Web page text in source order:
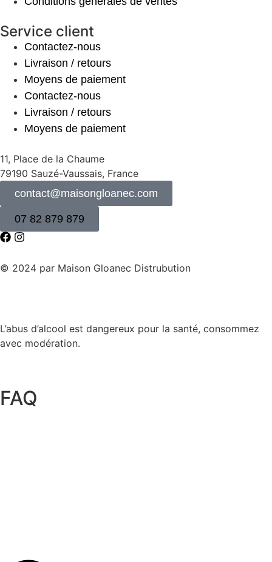
Service client
Contactez-nous
Livraison / retours
Moyens de paiement
Contactez-nous
Livraison / retours
Moyens de paiement
11, Place de la Chaume
79190 Sauzé-Vaussais, France
contact@maisongloanec.com
07 82 879 879
© 2024 par Maison Gloanec Distrubution
L’abus d’alcool est dangereux pour la santé, consommez
avec modération.
FAQ